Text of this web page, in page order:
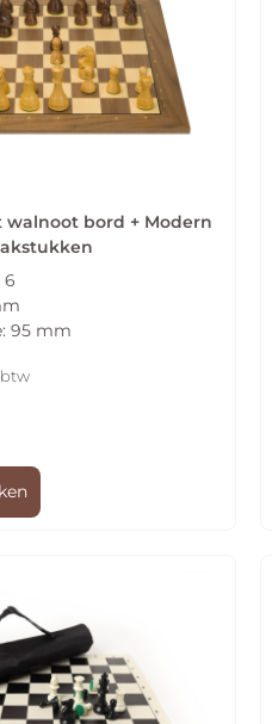
walnoot bord + Modern
6
95 mm
btw